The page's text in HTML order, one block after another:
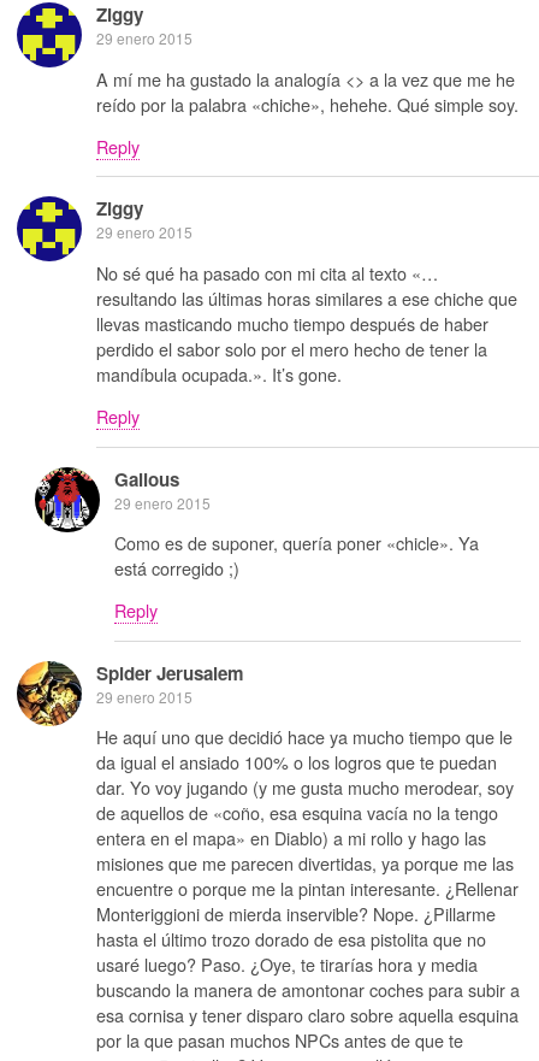
Ziggy
29 enero 2015
A mí me ha gustado la analogía <> a la vez que me he
reído por la palabra «chiche», hehehe. Qué simple soy.
Reply
Ziggy
29 enero 2015
No sé qué ha pasado con mi cita al texto «…
resultando las últimas horas similares a ese chiche que
llevas masticando mucho tiempo después de haber
perdido el sabor solo por el mero hecho de tener la
mandíbula ocupada.». It’s gone.
Reply
Galious
29 enero 2015
Como es de suponer, quería poner «chicle». Ya
está corregido ;)
Reply
Spider Jerusalem
29 enero 2015
He aquí uno que decidió hace ya mucho tiempo que le
da igual el ansiado 100% o los logros que te puedan
dar. Yo voy jugando (y me gusta mucho merodear, soy
de aquellos de «coño, esa esquina vacía no la tengo
entera en el mapa» en Diablo) a mi rollo y hago las
misiones que me parecen divertidas, ya porque me las
encuentre o porque me la pintan interesante. ¿Rellenar
Monteriggioni de mierda inservible? Nope. ¿Pillarme
hasta el último trozo dorado de esa pistolita que no
usaré luego? Paso. ¿Oye, te tirarías hora y media
buscando la manera de amontonar coches para subir a
esa cornisa y tener disparo claro sobre aquella esquina
por la que pasan muchos NPCs antes de que te